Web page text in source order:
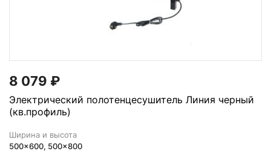
8 079 ₽
Электрический полотенцесушитель Линия черный
(кв.профиль)
Ширина и высота
500x600, 500x800